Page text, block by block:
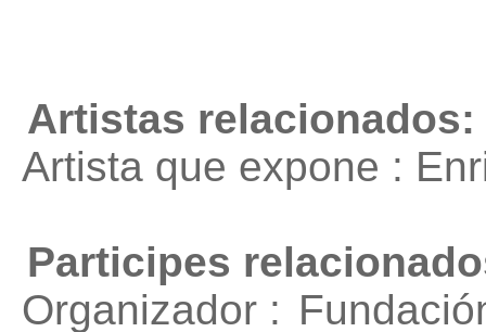
Artistas relacionados:
Artista que expone :
Participes
Organizador :